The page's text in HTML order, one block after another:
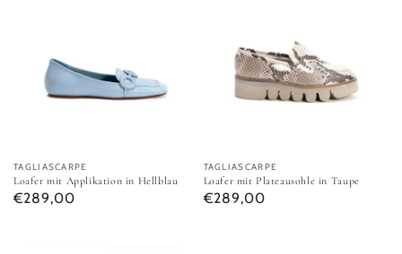
Anbieter:
TAGLIASCARPE
Loafer mit Applikation in Hellblau
Normaler Preis
€289,00
Anbieter:
TAGLIASCARPE
Loafer mit Plateausohle in Taupe
Normaler Preis
€289,00